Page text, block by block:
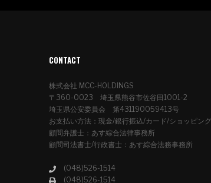
CONTACT
株式会社 MCC-HOLDINGS
〒360-0023 埼玉県熊谷市佐谷田1001-2
埼玉県公安委員会 第431190059413号
お支払い方法：現金/銀行振込/カード/ショッピン
顧問弁護士：あす綜合法律事務所
顧問司法書士/行政書士：あす綜合法務事務所
(048)526-1514
(048)526-1514